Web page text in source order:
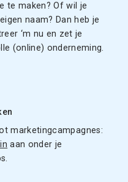
te maken? Of wil je
naam? Dan heb je
‘m nu en zet je
(online) onderneming.
marketingcampagnes:
aan onder je